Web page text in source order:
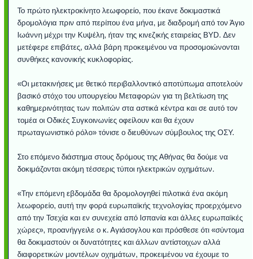
Το πρώτο ηλεκτροκίνητο λεωφορείο, που έκανε δοκιμαστικά
δρομολόγια πριν από περίπου ένα μήνα, με διαδρομή από τον Άγιο
Ιωάννη μέχρι την Κυψέλη, ήταν της κινεζικής εταιρείας BYD. Δεν
μετέφερε επιβάτες, αλλά βάρη προκειμένου να προσομοιώνονται
συνθήκες κανονικής κυκλοφορίας.
«Οι μετακινήσεις με θετικό περιβαλλοντικό αποτύπωμα αποτελούν
βασικό στόχο του υπουργείου Μεταφορών για τη βελτίωση της
καθημερινότητας των πολιτών στα αστικά κέντρα και σε αυτό τον
τομέα οι Οδικές Συγκοινωνίες οφείλουν και θα έχουν
πρωταγωνιστικό ρόλο» τόνισε ο διευθύνων σύμβουλος της ΟΣΥ.
Στο επόμενο διάστημα στους δρόμους της Αθήνας θα δούμε να
δοκιμάζονται ακόμη τέσσερις τύποι ηλεκτρικών οχημάτων.
«Την επόμενη εβδομάδα θα δρομολογηθεί πιλοτικά ένα ακόμη
λεωφορείο, αυτή την φορά ευρωπαϊκής τεχνολογίας προερχόμενο
από την Τσεχία και εν συνεχεία από Ισπανία και άλλες ευρωπαϊκές
χώρες», προανήγγειλε ο κ. Αγιάσογλου και πρόσθεσε ότι «σύντομα
θα δοκιμαστούν οι δυνατότητες και άλλων αντίστοιχων αλλά
διαφορετικών μοντέλων οχημάτων, προκειμένου να έχουμε το